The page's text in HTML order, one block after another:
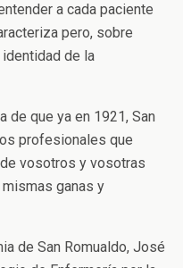
a cada paciente
pero, sobre
identidad de la
de que ya en 1921, San
profesionales que
vosotros y vosotras
ganas y
de San Romualdo, José